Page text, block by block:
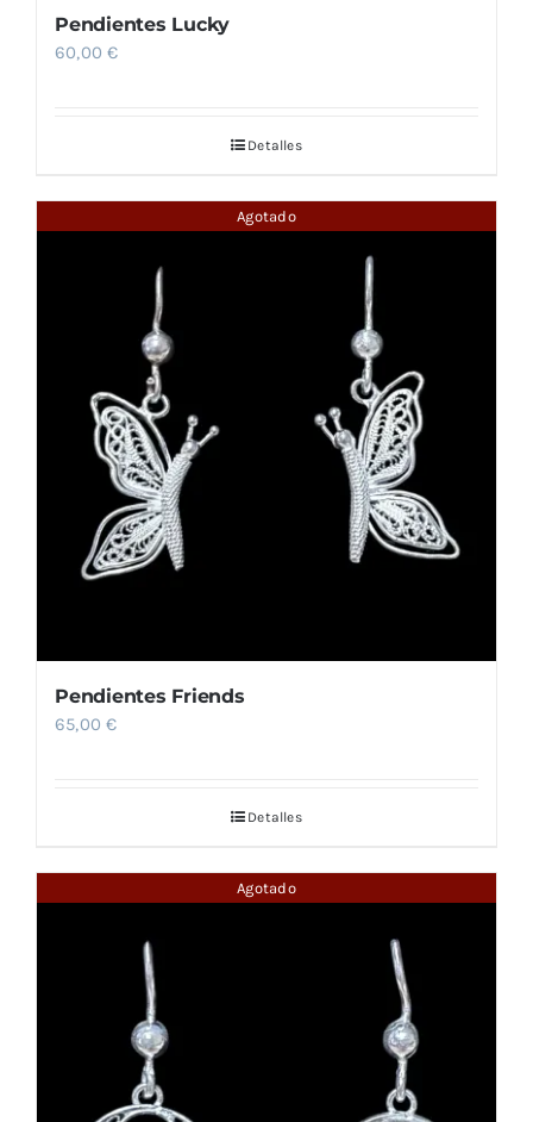
Pendientes Lucky
60,00€
Detalles
Agotado
Pendientes Friends
65,00€
Detalles
Agotado